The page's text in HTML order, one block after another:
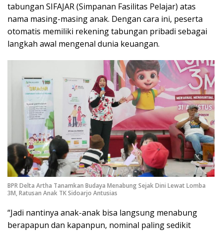
tabungan SIFAJAR (Simpanan Fasilitas Pelajar) atas
nama masing-masing anak. Dengan cara ini, peserta
otomatis memiliki rekening tabungan pribadi sebagai
langkah awal mengenal dunia keuangan.
BPR Delta Artha Tanamkan Budaya Menabung Sejak Dini Lewat Lomba
3M, Ratusan Anak TK Sidoarjo Antusias
“Jadi nantinya anak-anak bisa langsung menabung
berapapun dan kapanpun, nominal paling sedikit